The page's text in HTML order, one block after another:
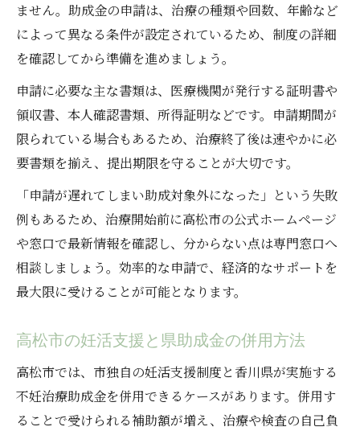
ません。助成金の申請は、治療の種類や回数、年齢など
によって異なる条件が設定されているため、制度の詳細
を確認してから準備を進めましょう。
申請に必要な主な書類は、医療機関が発行する証明書や
領収書、本人確認書類、所得証明などです。申請期間が
限られている場合もあるため、治療終了後は速やかに必
要書類を揃え、提出期限を守ることが大切です。
「申請が遅れてしまい助成対象外になった」という失敗
例もあるため、治療開始前に高松市の公式ホームページ
や窓口で最新情報を確認し、分からない点は専門窓口へ
相談しましょう。効率的な申請で、経済的なサポートを
最大限に受けることが可能となります。
高松市の妊活支援と県助成金の併用方法
高松市では、市独自の妊活支援制度と香川県が実施する
不妊治療助成金を併用できるケースがあります。併用す
ることで受けられる補助額が増え、治療や検査の自己負